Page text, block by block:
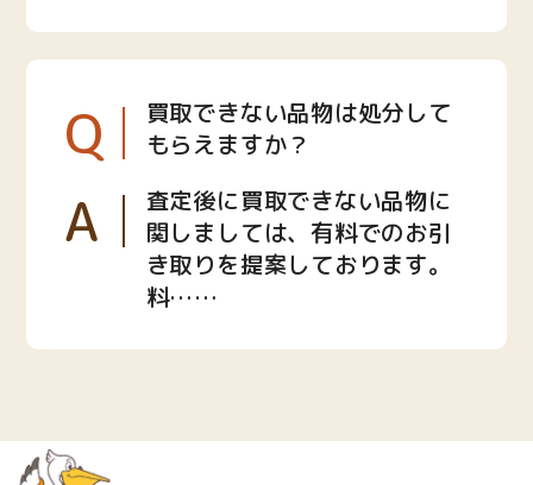
Q
買取できない品物は処分して
もらえますか？
A
査定後に買取できない品物に
関しましては、有料でのお引
き取りを提案しております。
料……